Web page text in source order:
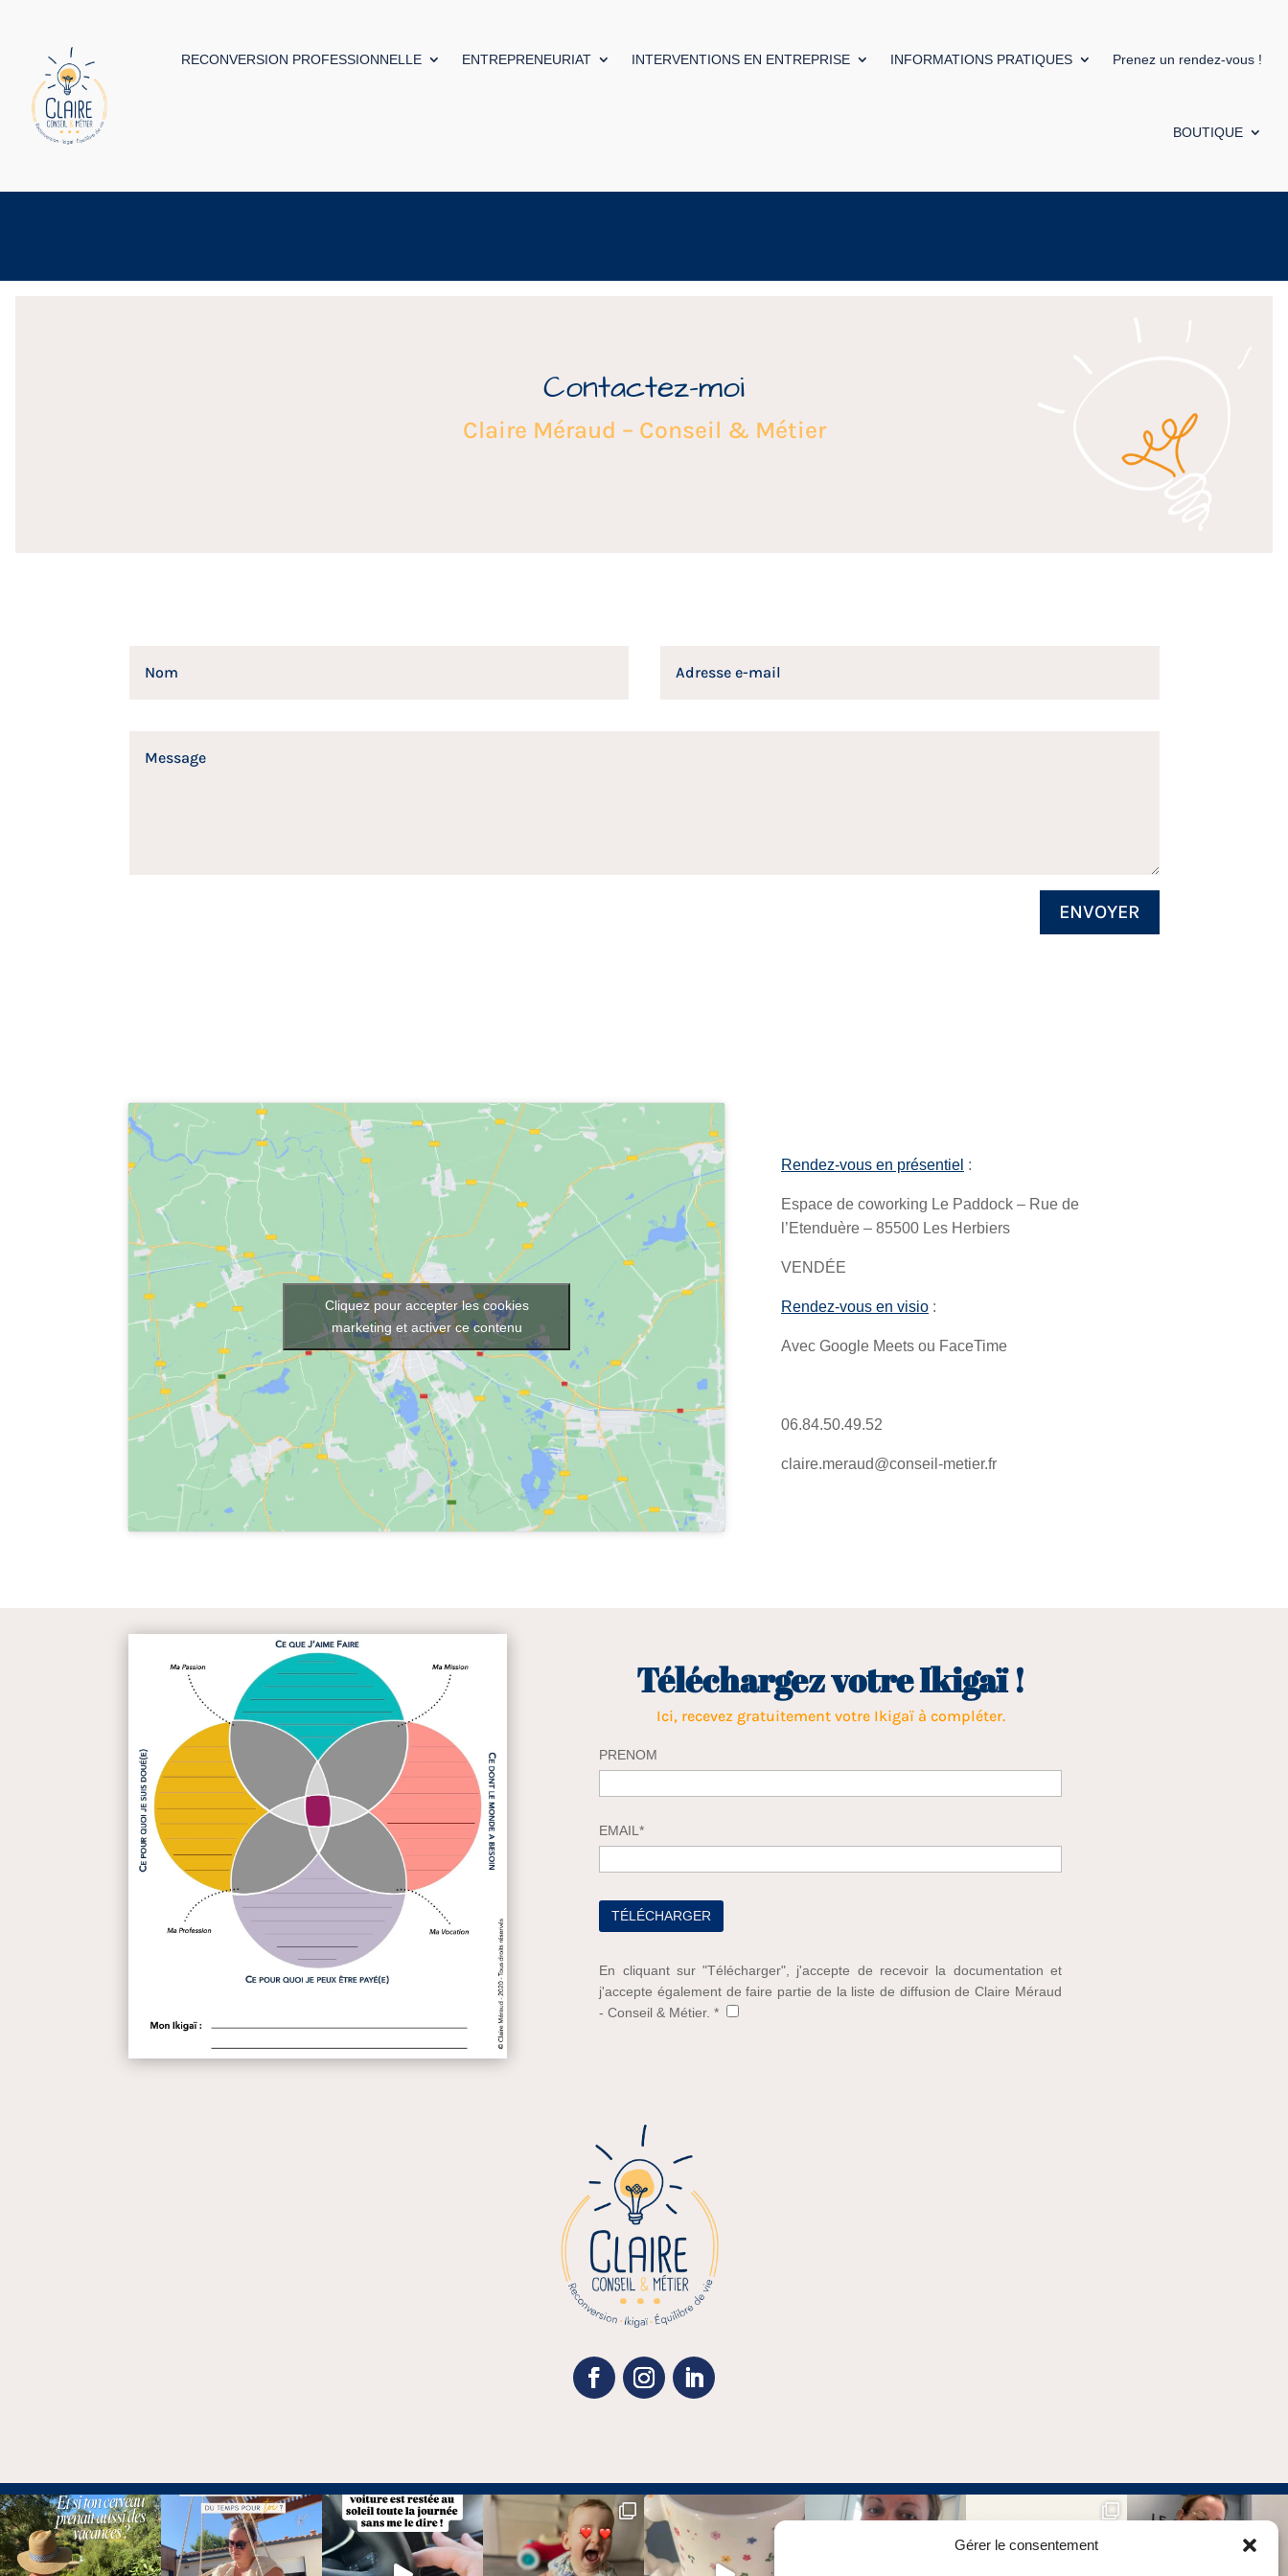
Gérer le consentement
RECONVERSION PROFESSIONNELLE ENTREPRENEURIAT INTERVENTIONS EN ENTREPRISE INFORMATIONS PRATIQUES Prenez un rendez-vous !
BOUTIQUE
Contactez-moi
Claire Méraud – Conseil & Métier
ENVOYER
Cliquez pour accepter les cookies
marketing et activer ce contenu
Rendez-vous en présentiel :
Espace de coworking Le Paddock – Rue de
l’Etenduère – 85500 Les Herbiers
VENDÉE
Rendez-vous en visio:
Avec Google Meets ou FaceTime
06.84.50.49.52
claire.meraud@conseil-metier.fr
Téléchargez votre Ikigaï !
Ici, recevez gratuitement votre Ikigaï à compléter.
PRENOM
EMAIL*
En cliquant sur "Télécharger", j'accepte de recevoir la documentation et
j'accepte également de faire partie de la liste de diffusion de Claire Méraud
- Conseil & Métier. *